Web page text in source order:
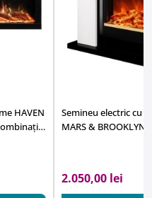
HAVEN
Semineu electric cu
MARS &
2.050,00 lei